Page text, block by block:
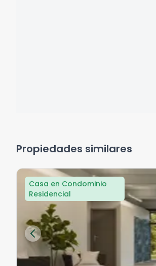
Propiedades similares
Casa en Condominio
Residencial